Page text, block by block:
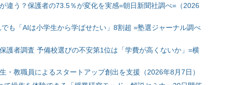
違う？保護者の73.5％が変化を実感=朝日新聞社調べ=（2026
も「AIは小学生から学ばせたい」8割超 =塾選ジャーナル調べ
護者調査 予備校選びの不安第1位は「学費が高くないか」=横
・教職員によるスタートアップ創出を支援（2026年8月7日）